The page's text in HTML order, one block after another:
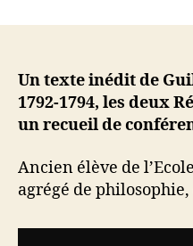
Un texte inédit de
1792-1794, les deux
un recueil de
Ancien élève de
agrégé de